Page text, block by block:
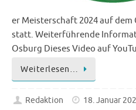
er Meisterschaft 2024 auf
statt. Weiterführende
Osburg Dieses Video auf
Weiterlesen…
Redaktion 18. Januar